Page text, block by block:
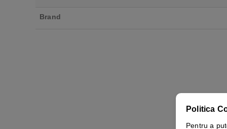
Brand
Politica
Pentru a